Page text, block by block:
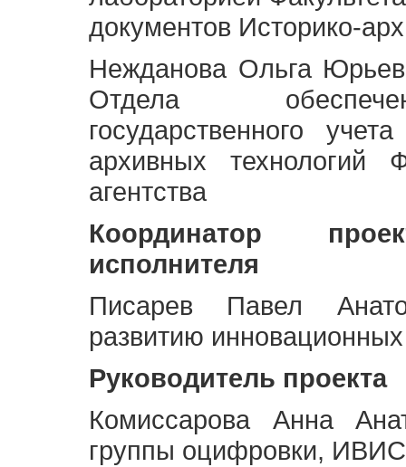
документов Историко-
Нежданова Ольга
Отдела
государственного
архивных технологий
агентства
Координатор
исполнителя
Писарев Павел
развитию
Руководитель проекта
Комиссарова Анна
группы оцифровки, ИВИС